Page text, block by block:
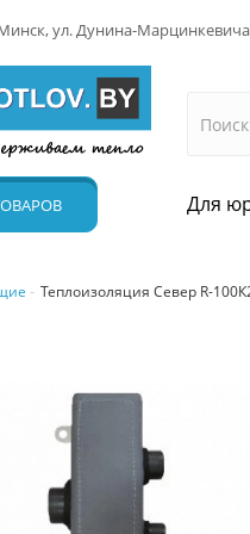
ул. Дунина-
Для
Теплоизоляция Север R-